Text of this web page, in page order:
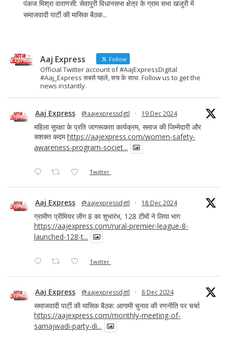
पंकज मिश्रा वाराणसी: सेवापुरी विधानसभा क्षेत्र के ग्राम सभा खजुरी में
समाजवादी पार्टी की मासिक बैठक...
Aaj Express Follow
Official Twitter account of #AajExpressDigital
#Aaj_Express सबसे पहले, सच के साथ. Follow us to get the
news instantly.
Aaj Express @aajexpressdgtl · 19 Dec 2024
महिला सुरक्षा के प्रति जागरूकता कार्यक्रम, समाज की जिम्मेदारी और
सशक्त कदमhttps://aajexpress.com/women-safety-
awareness-program-societ...
Twitter
Aaj Express @aajexpressdgtl · 18 Dec 2024
ग्रामीण प्रीमियर लीग 8 का शुभारंभ, 128 टीमों ने लिया भाग
https://aajexpress.com/rural-premier-league-8-
launched-128-t...
Twitter
Aaj Express @aajexpressdgtl · 8 Dec 2024
समाजवादी पार्टी की मासिक बैठक: आगामी चुनाव की रणनीति पर चर्चा
https://aajexpress.com/monthly-meeting-of-
samajwadi-party-di...